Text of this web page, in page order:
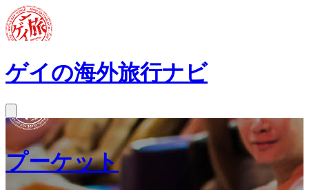
ゲイの海外旅行ナビ
プーケット